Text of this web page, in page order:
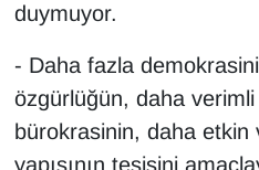
duymuyor.
- Daha fazla
özgürlüğün, daha
bürokrasinin, daha etkin
yapısının tesisini